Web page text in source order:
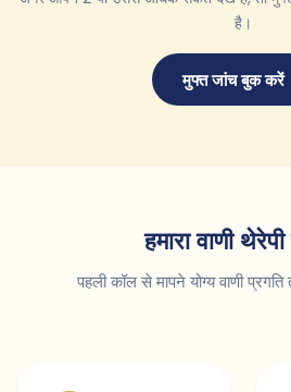
है।
मुफ्त जांच बुक
हमारा वाणी
पहली कॉल से मापने योग्य वाणी